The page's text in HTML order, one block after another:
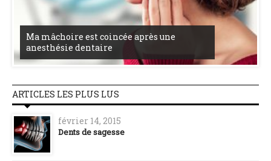
Ma mâchoire est coincée après une
anesthésie dentaire
ARTICLES LES PLUS LUS
février 14, 2015
Dents de sagesse